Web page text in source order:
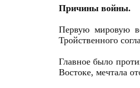
Причины войны.
Первую мировую
Тройственного
Главное было
Востоке, мечтала